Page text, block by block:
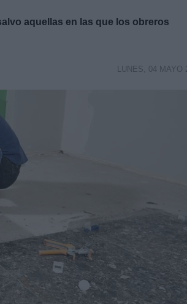
aquellas en las que los obreros
LUNES, 04 MAYO